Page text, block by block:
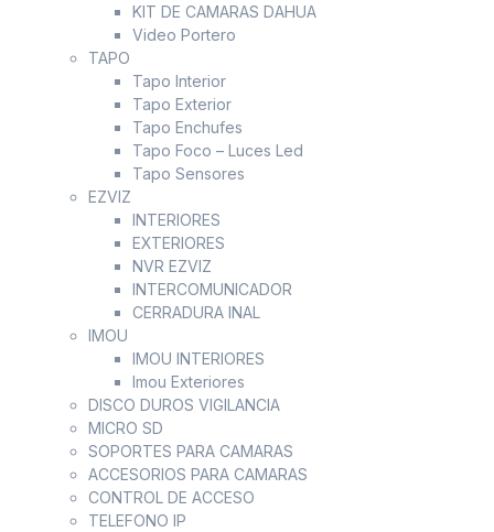
KIT DE CAMARAS DAHUA
Video Portero
TAPO
Tapo Interior
Tapo Exterior
Tapo Enchufes
Tapo Foco – Luces Led
Tapo Sensores
EZVIZ
INTERIORES
EXTERIORES
NVR EZVIZ
INTERCOMUNICADOR
CERRADURA INAL
IMOU
IMOU INTERIORES
Imou Exteriores
DISCO DUROS VIGILANCIA
MICRO SD
SOPORTES PARA CAMARAS
ACCESORIOS PARA CAMARAS
CONTROL DE ACCESO
TELEFONO IP